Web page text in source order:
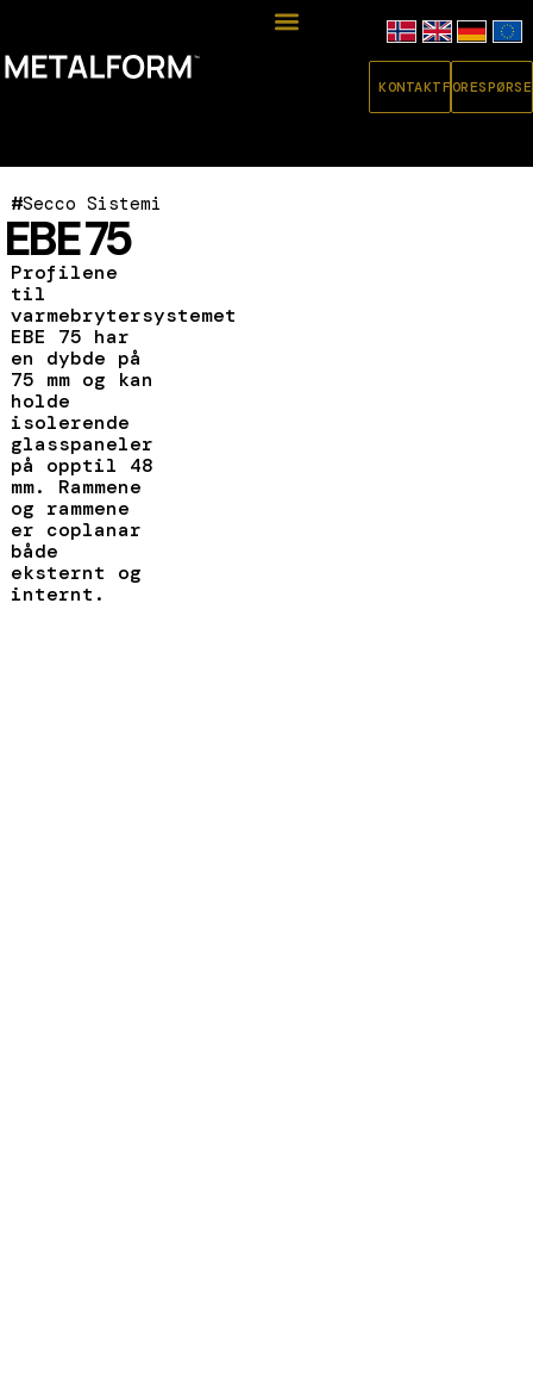
KONTAKT
#Secco Sistemi
EBE 75
Profilene
til
varmebrytersystemet
EBE 75 har
en dybde på
75 mm og kan
holde
isolerende
glasspaneler
på opptil 48
mm. Rammene
og rammene
er coplanar
både
eksternt og
internt.